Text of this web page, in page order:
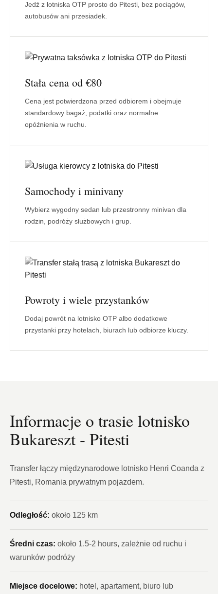
Jedź z lotniska OTP prosto do Pitesti, bez pociągów,
autobusów ani przesiadek.
Stała cena od €80
Cena jest potwierdzona przed odbiorem i obejmuje
standardowy bagaż, podatki oraz normalne
opóźnienia w ruchu.
Samochody i minivany
Wybierz wygodny sedan lub przestronny minivan dla
rodzin, podróży służbowych i grup.
Powroty i wiele przystanków
Dodaj powrót na lotnisko OTP albo dodatkowe
przystanki przy hotelach, biurach lub odbiorze kluczy.
Informacje o trasie lotnisko
Bukareszt - Pitesti
Transfer łączy międzynarodowe lotnisko Henri Coanda z
Pitesti, Romania prywatnym pojazdem.
Odległość: około 125 km
Średni czas: około 1.5-2 hours, zależnie od ruchu i
warunków podróży
Miejsce docelowe: hotel, apartament, biuro lub